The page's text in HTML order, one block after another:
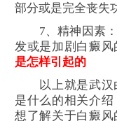
部分或是完全丧失
7、精神因素：
发或是加剧白癜风
是怎样引起的
以上就是武汉
是什么的相关介
想了解关于白癜